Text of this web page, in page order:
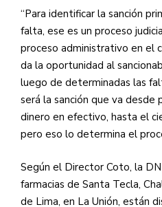
“Para identificar la sanción
falta, ese es un proceso
proceso administrativo en el
da la oportunidad al
luego de determinadas las
será la sanción que va desde
dinero en efectivo, hasta el
pero eso lo determina el
Según el Director Coto, la
farmacias de Santa Tecla,
de Lima, en La Unión, están